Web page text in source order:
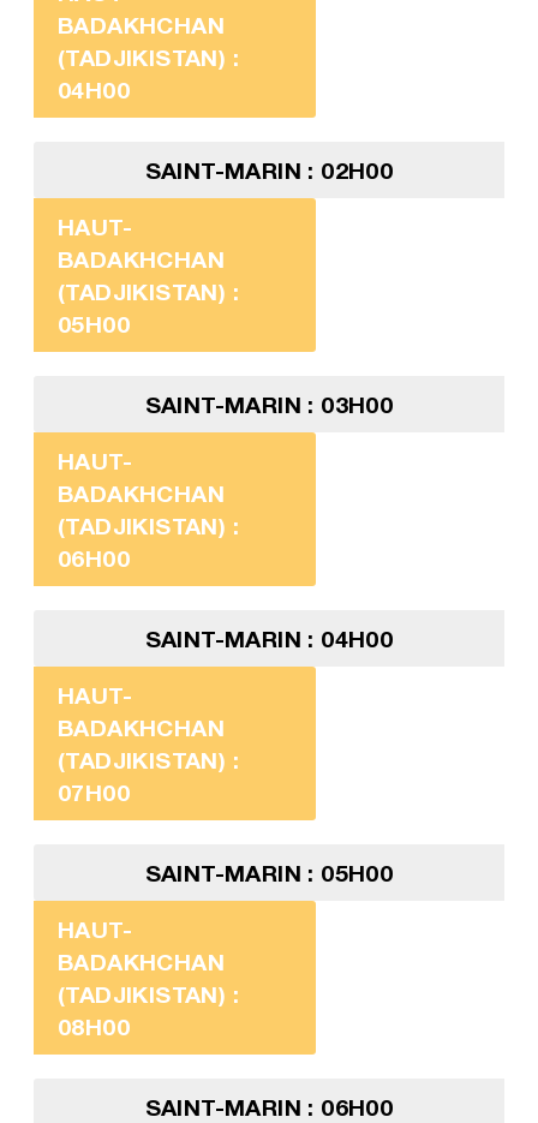
BADAKHCHAN
(TADJIKISTAN) :
04H00
SAINT-MARIN : 02H00
HAUT-
BADAKHCHAN
(TADJIKISTAN) :
05H00
SAINT-MARIN : 03H00
HAUT-
BADAKHCHAN
(TADJIKISTAN) :
06H00
SAINT-MARIN : 04H00
HAUT-
BADAKHCHAN
(TADJIKISTAN) :
07H00
SAINT-MARIN : 05H00
HAUT-
BADAKHCHAN
(TADJIKISTAN) :
08H00
SAINT-MARIN : 06H00